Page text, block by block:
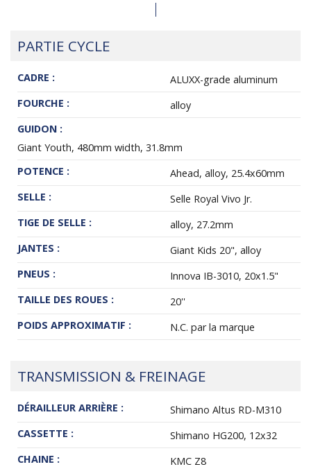
PARTIE CYCLE
CADRE :
ALUXX-grade aluminum
FOURCHE :
alloy
GUIDON :
Giant Youth, 480mm width, 31.8mm
POTENCE :
Ahead, alloy, 25.4x60mm
SELLE :
Selle Royal Vivo Jr.
TIGE DE SELLE :
alloy, 27.2mm
JANTES :
Giant Kids 20", alloy
PNEUS :
Innova IB-3010, 20x1.5"
TAILLE DES ROUES :
20''
POIDS APPROXIMATIF :
N.C. par la marque
TRANSMISSION & FREINAGE
DÉRAILLEUR ARRIÈRE :
Shimano Altus RD-M310
CASSETTE :
Shimano HG200, 12x32
CHAINE :
KMC Z8